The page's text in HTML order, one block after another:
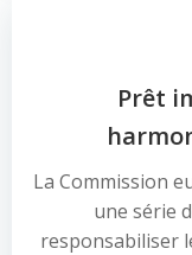
Prêt
La Commission
une série
responsabiliser